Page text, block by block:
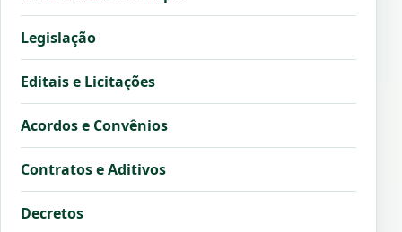
Legislação
Editais e Licitações
Acordos e Convênios
Contratos e Aditivos
Decretos